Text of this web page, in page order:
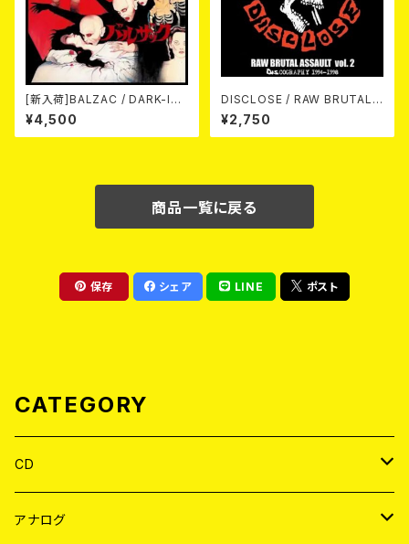
[新入荷]BALZAC / DARK-IS
M -20th Anniversary Comp
ilation- (2CD)
¥4,500
DISCLOSE / RAW BRUTAL
ASSAULT Vol.2 : DISCOGR
APHY 1994-1998 (2CD)
¥2,750
商品一覧に戻る
保存 シェア LINE ポスト
CATEGORY
CD
JAPAN
アナログ